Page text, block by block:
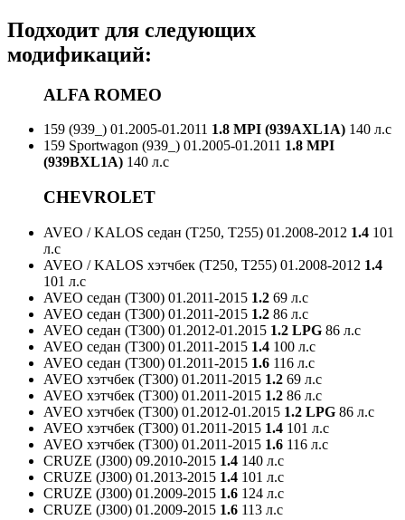
Подходит для следующих
модификаций:
ALFA ROMEO
159 (939_) 01.2005-01.2011 1.8 MPI (939AXL1A) 140 л.с
159 Sportwagon (939_) 01.2005-01.2011 1.8 MPI
(939BXL1A) 140 л.с
CHEVROLET
AVEO / KALOS седан (T250, T255) 01.2008-2012 1.4 101
л.с
AVEO / KALOS хэтчбек (T250, T255) 01.2008-2012 1.4
101 л.с
AVEO седан (T300) 01.2011-2015 1.2 69 л.с
AVEO седан (T300) 01.2011-2015 1.2 86 л.с
AVEO седан (T300) 01.2012-01.2015 1.2 LPG 86 л.с
AVEO седан (T300) 01.2011-2015 1.4 100 л.с
AVEO седан (T300) 01.2011-2015 1.6 116 л.с
AVEO хэтчбек (T300) 01.2011-2015 1.2 69 л.с
AVEO хэтчбек (T300) 01.2011-2015 1.2 86 л.с
AVEO хэтчбек (T300) 01.2012-01.2015 1.2 LPG 86 л.с
AVEO хэтчбек (T300) 01.2011-2015 1.4 101 л.с
AVEO хэтчбек (T300) 01.2011-2015 1.6 116 л.с
CRUZE (J300) 09.2010-2015 1.4 140 л.с
CRUZE (J300) 01.2013-2015 1.4 101 л.с
CRUZE (J300) 01.2009-2015 1.6 124 л.с
CRUZE (J300) 01.2009-2015 1.6 113 л.с